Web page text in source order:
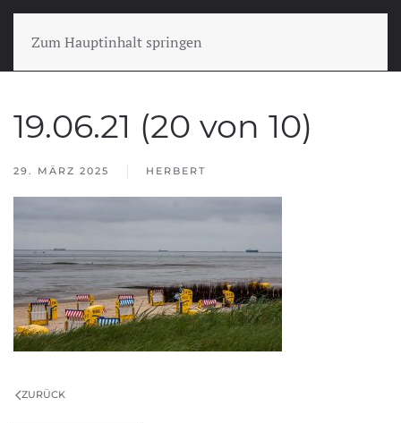
Zum Hauptinhalt springen
19.06.21 (20 von 10)
29. MÄRZ 2025 HERBERT
ZURÜCK